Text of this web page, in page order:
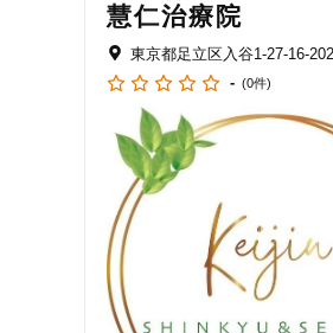
・捻挫、打撲の後遺症
・末梢神経の痛み　など
身体の各部の不調に対する施
和鍼を用いて”チクッ”の痛み
医療系国家資格を持つ院長が
慧仁治療院
東京都足立区入谷1-27-16-202
- (0件)